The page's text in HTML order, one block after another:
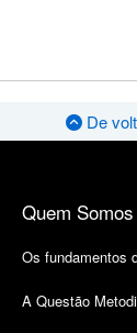
De
Quem Somos
Os fundamentos
A Questão